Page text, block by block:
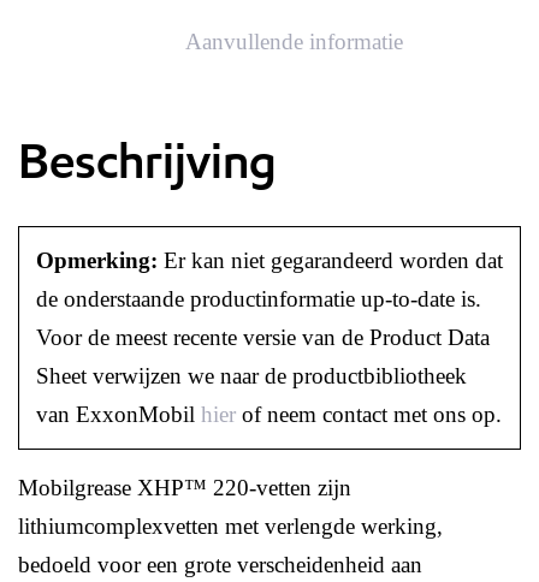
Aanvullende informatie
Beschrijving
Opmerking: Er kan niet gegarandeerd worden dat
de onderstaande productinformatie up-to-date is.
Voor de meest recente versie van de Product Data
Sheet verwijzen we naar de productbibliotheek
van ExxonMobil hier of neem contact met ons op.
Mobilgrease XHP™ 220-vetten zijn
lithiumcomplexvetten met verlengde werking,
bedoeld voor een grote verscheidenheid aan